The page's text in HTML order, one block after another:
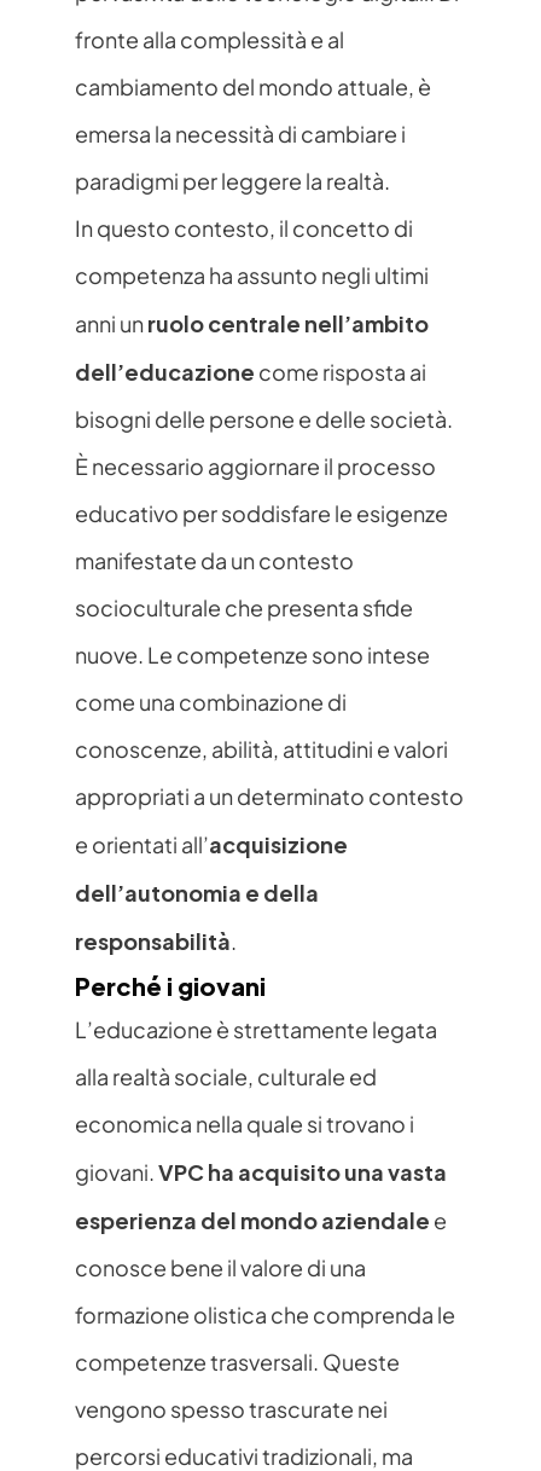
fronte alla complessità e al
cambiamento del mondo attuale, è
emersa la necessità di cambiare i
paradigmi per leggere la realtà.
In questo contesto, il concetto di
competenza ha assunto negli ultimi
anni un ruolo centrale nell’ambito
dell’educazione come risposta ai
bisogni delle persone e delle società.
È necessario aggiornare il processo
educativo per soddisfare le esigenze
manifestate da un contesto
socioculturale che presenta sfide
nuove. Le competenze sono intese
come una combinazione di
conoscenze, abilità, attitudini e valori
appropriati a un determinato contesto
e orientati all’acquisizione
dell’autonomia e della
responsabilità.
Perché i giovani
L’educazione è strettamente legata
alla realtà sociale, culturale ed
economica nella quale si trovano i
giovani. VPC ha acquisito una vasta
esperienza del mondo aziendale e
conosce bene il valore di una
formazione olistica che comprenda le
competenze trasversali. Queste
vengono spesso trascurate nei
percorsi educativi tradizionali, ma